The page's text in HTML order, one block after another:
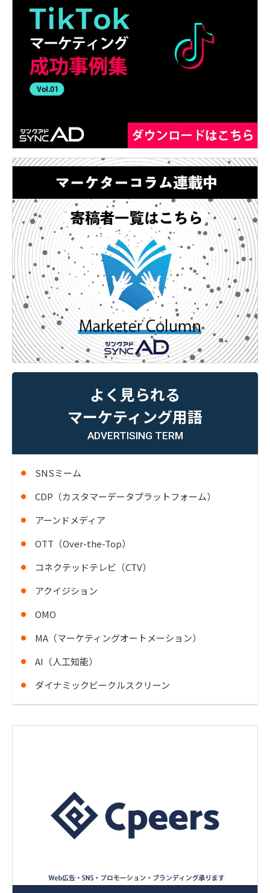
よく見られる
マーケティング用語
ADVERTISING TERM
SNSミーム
CDP（カスタマーデータプラットフォーム）
アーンドメディア
OTT（Over-the-Top）
コネクテッドテレビ（CTV）
アクイジション
OMO
MA（マーケティングオートメーション）
AI（人工知能）
ダイナミックビークルスクリーン